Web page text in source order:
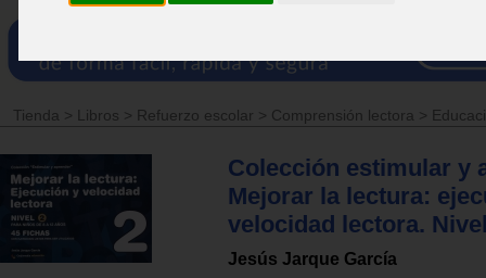
Tienda > Libros > Refuerzo escolar > Comprensión lectora >
Colección estimular y
Mejorar la lectura:
velocidad lectora.
Jesús Jarque García